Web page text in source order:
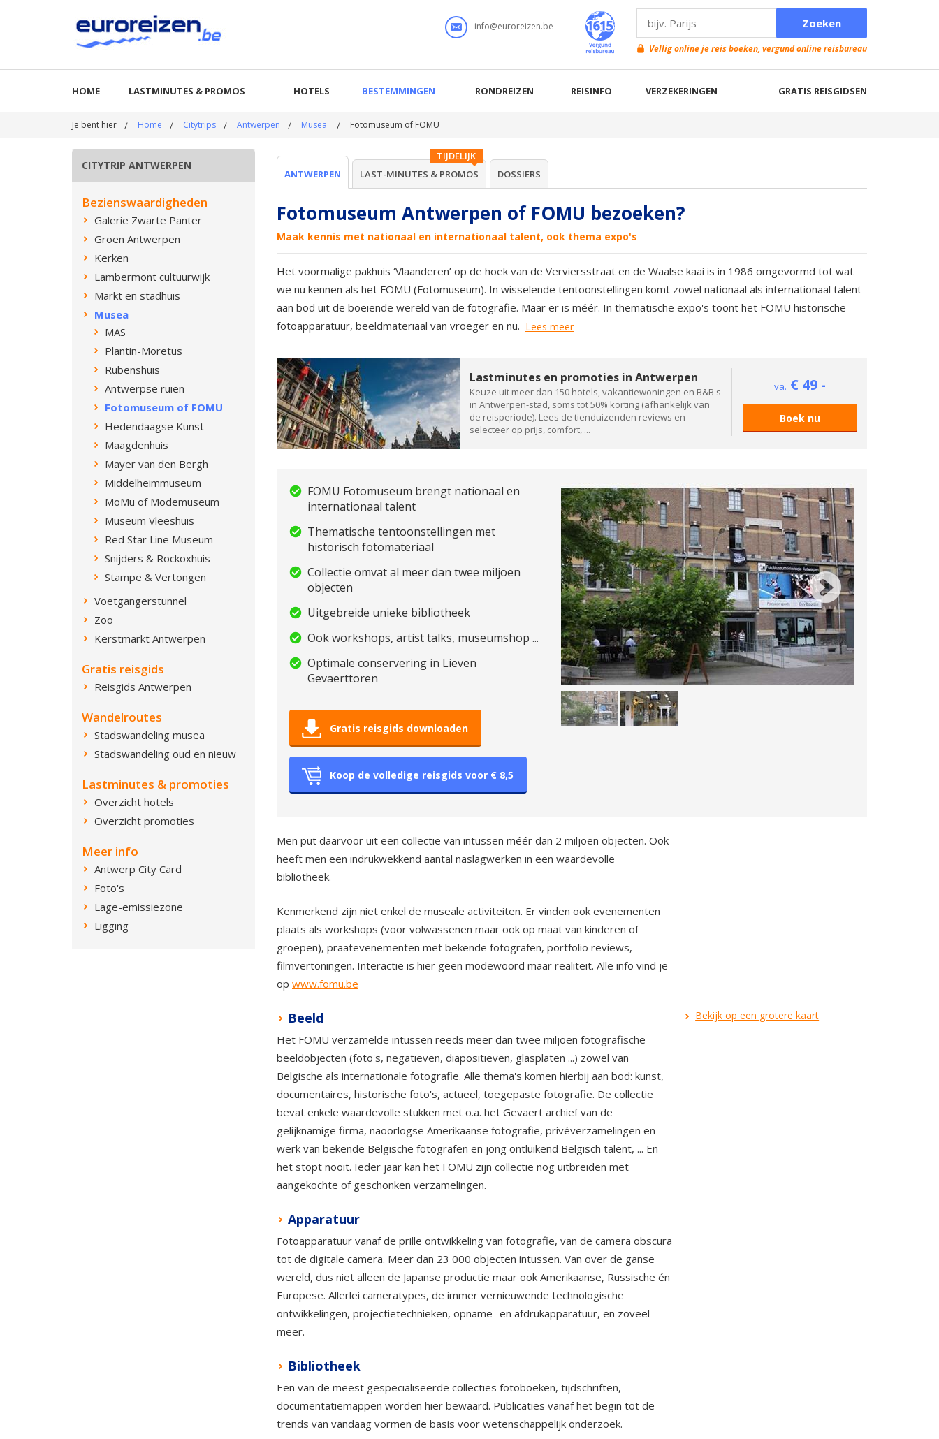
info@euroreizen.be
Vellig online je reis boeken, vergund online reisbureau
HOME LASTMINUTES & PROMOS HOTELS BESTEMMINGEN RONDREIZEN REISINFO VERZEKERINGEN GRATIS REISGIDSEN
Je bent hier Home Citytrips Antwerpen Musea Fotomuseum of FOMU
CITYTRIP ANTWERPEN
Bezienswaardigheden
Galerie Zwarte Panter
Groen Antwerpen
Kerken
Lambermont cultuurwijk
Markt en stadhuis
Musea
MAS
Plantin-Moretus
Rubenshuis
Antwerpse ruien
Fotomuseum of FOMU
Hedendaagse Kunst
Maagdenhuis
Mayer van den Bergh
Middelheimmuseum
MoMu of Modemuseum
Museum Vleeshuis
Red Star Line Museum
Snijders & Rockoxhuis
Stampe & Vertongen
Voetgangerstunnel
Zoo
Kerstmarkt Antwerpen
Gratis reisgids
Reisgids Antwerpen
Wandelroutes
Stadswandeling musea
Stadswandeling oud en nieuw
Lastminutes & promoties
Overzicht hotels
Overzicht promoties
Meer info
Antwerp City Card
Foto's
Lage-emissiezone
Ligging
ANTWERPEN
TIJDELIJK
LAST-MINUTES & PROMOS
DOSSIERS
Fotomuseum Antwerpen of FOMU bezoeken?
Maak kennis met nationaal en internationaal talent, ook thema expo's
Het voormalige pakhuis ‘Vlaanderen’ op de hoek van de Verviersstraat en de Waalse kaai is in 1986 omgevormd tot wat
we nu kennen als het FOMU (Fotomuseum). In wisselende tentoonstellingen komt zowel nationaal als internationaal talent
aan bod uit de boeiende wereld van de fotografie. Maar er is méér. In thematische expo's toont het FOMU historische
fotoapparatuur, beeldmateriaal van vroeger en nu. Lees meer
Lastminutes en promoties in Antwerpen
Keuze uit meer dan 150 hotels, vakantiewoningen en B&B's
in Antwerpen-stad, soms tot 50% korting (afhankelijk van
de reisperiode). Lees de tienduizenden reviews en
selecteer op prijs, comfort, ...
va. € 49 -
Boek nu
FOMU Fotomuseum brengt nationaal en
internationaal talent
Thematische tentoonstellingen met
historisch fotomateriaal
Collectie omvat al meer dan twee miljoen
objecten
Uitgebreide unieke bibliotheek
Ook workshops, artist talks, museumshop ...
Optimale conservering in Lieven
Gevaerttoren
Gratis reisgids downloaden
Koop de volledige reisgids voor € 8,5
Men put daarvoor uit een collectie van intussen méér dan 2 miljoen objecten. Ook
heeft men een indrukwekkend aantal naslagwerken in een waardevolle
bibliotheek.
Kenmerkend zijn niet enkel de museale activiteiten. Er vinden ook evenementen
plaats als workshops (voor volwassenen maar ook op maat van kinderen of
groepen), praatevenementen met bekende fotografen, portfolio reviews,
filmvertoningen. Interactie is hier geen modewoord maar realiteit. Alle info vind je
op www.fomu.be
Beeld
Het FOMU verzamelde intussen reeds meer dan twee miljoen fotografische
beeldobjecten (foto's, negatieven, diapositieven, glasplaten ...) zowel van
Belgische als internationale fotografie. Alle thema's komen hierbij aan bod: kunst,
documentaires, historische foto's, actueel, toegepaste fotografie. De collectie
bevat enkele waardevolle stukken met o.a. het Gevaert archief van de
gelijknamige firma, naoorlogse Amerikaanse fotografie, privéverzamelingen en
werk van bekende Belgische fotografen en jong ontluikend Belgisch talent, ... En
het stopt nooit. Ieder jaar kan het FOMU zijn collectie nog uitbreiden met
aangekochte of geschonken verzamelingen.
Apparatuur
Fotoapparatuur vanaf de prille ontwikkeling van fotografie, van de camera obscura
tot de digitale camera. Meer dan 23 000 objecten intussen. Van over de ganse
wereld, dus niet alleen de Japanse productie maar ook Amerikaanse, Russische én
Europese. Allerlei cameratypes, de immer vernieuwende technologische
ontwikkelingen, projectietechnieken, opname- en afdrukapparatuur, en zoveel
meer.
Bibliotheek
Een van de meest gespecialiseerde collecties fotoboeken, tijdschriften,
documentatiemappen worden hier bewaard. Publicaties vanaf het begin tot de
trends van vandaag vormen de basis voor wetenschappelijk onderzoek.
Bekijk op een grotere kaart